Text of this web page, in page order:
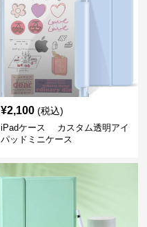
¥2,100 (税込)
iPadケース カスタム透明アイ
パッドミニケース